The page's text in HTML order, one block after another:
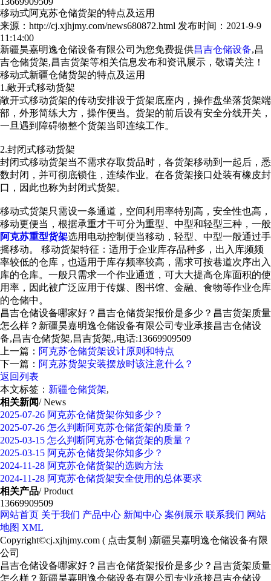
移动式阿克苏仓储货架的特点及运用
来源：http://cj.xjhjmy.com/news680872.html 发布时间：2021-9-9
11:14:00
新疆昊嘉明逸仓储设备有限公司为您免费提供昌吉仓储设备,昌
吉仓储货架,昌吉货架等相关信息发布和资讯展示，敬请关注！
移动式新疆仓储货架的特点及运用
1.敞开式移动货架
敞开式移动货架的传动安排设于货架底座内，操作盘坐落货架端
部，外形简练大方，操作便当。货架的前后设有安全分线开关，
一旦遇到障碍物整个货架当即连续工作。
2.封闭式移动货架
封闭式移动货架当不需求存取货品时，各货架移动到一起后，悉
数封闭，并可彻底锁住，连续作业。在各货架接口处装有橡皮封
口，因此也称为封闭式货架。
移动式货架只需设一条通道，空间利用率特别高，安全性也高，
移动更便当，根据承重才干可分为重型、中型和轻型三种，一般
阿克苏重型货架选用电动控制便当移动，轻型、中型一般通过手
摇移动。 移动货架特征：适用于企业库存品种多，出入库频频
率较低的仓库，也适用于库存频率较高，需求可按巷道次序出入
库的仓库。一般只需求一个作业通道，可大大提高仓库面积的使
用率，因此被广泛应用于传媒、图书馆、金融、食物等作业仓库
的仓储中。
昌吉仓储设备哪家好？昌吉仓储货架报价是多少？昌吉货架质量
怎么样？新疆昊嘉明逸仓储设备有限公司专业承接昌吉仓储设
备,昌吉仓储货架,昌吉货架,,电话:13669909509
上一篇： 阿克苏仓储货架设计原则和特点
下一篇： 阿克苏货架安装摆放时该注意什么？
返回列表
本文标签： 新疆仓储货架,
相关新闻/ News
2025-07-26 阿克苏仓储货架你知多少？
2025-07-26 怎么判断阿克苏仓储货架的质量？
2025-03-15 怎么判断阿克苏仓储货架的质量？
2025-03-15 阿克苏仓储货架你知多少？
2024-11-28 阿克苏仓储货架的选购方法
2024-11-28 阿克苏仓储货架安全使用的总体要求
相关产品/ Product
13669909509
网站首页 关于我们 产品中心 新闻中心 案例展示 联系我们 网站
地图 XML
Copyright©cj.xjhjmy.com ( 点击复制 )新疆昊嘉明逸仓储设备有限
公司
昌吉仓储设备哪家好？昌吉仓储货架报价是多少？昌吉货架质量
怎么样？新疆昊嘉明逸仓储设备有限公司专业承接昌吉仓储设